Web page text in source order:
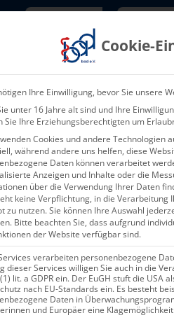
Über uns
0,00€
inkl. MwSt.
Viele
nicht
Cookie-
Ihre Einwilligung, bevor Sie unsere
unter 16 Jahre alt sind und Ihre
Sie Ihre Erziehungsberechtigten um
Cookies und andere Technologien
während andere uns helfen, diese
Daten können verarbeitet
Anzeigen und Inhalte oder die
über die Verwendung Ihrer Daten
keine Verpflichtung, in die Verarbeitung
zu nutzen.Sie können Ihre Auswahl
Bitte beachten Sie, dass aufgrund
der Website verfügbar sind.
verarbeiten personenbezogene
dieser Services willigen Sie auch in die
lit. a GDPR ein. Der EuGH stuft die USA
nach EU-Standards ein. Es besteht
Daten in
und Europäer eine